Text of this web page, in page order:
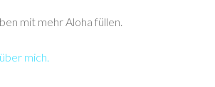
mit mehr Aloha füllen.
mich.